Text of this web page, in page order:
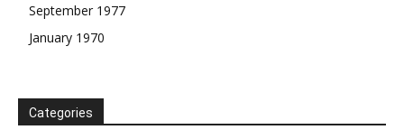
September 1977
January 1970
Categories